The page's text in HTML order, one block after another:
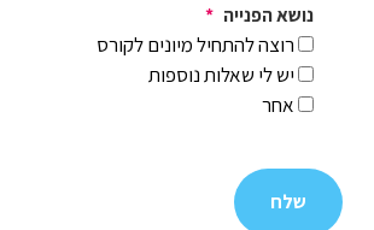
נושא הפנייה *
רוצה להתחיל מיונים לקורס
יש לי שאלות נוספות
אחר